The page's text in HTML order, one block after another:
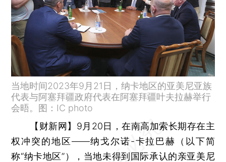
当地时间2023年9月21日，纳卡地区的亚美尼亚族
代表与阿塞拜疆政府代表在阿塞拜疆叶夫拉赫举行
会晤。图：IC photo
【财新网】 9月20日，在南高加索长期存在主
权冲突的地区——纳戈尔诺-卡拉巴赫（以下简
称“纳卡地区”），当地未得到国际承认的亲亚美尼